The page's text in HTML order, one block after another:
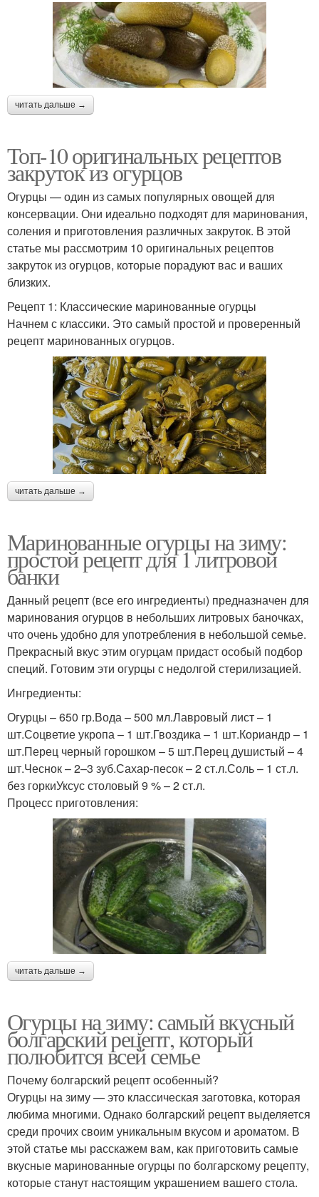
читать дальше →
Топ-10 оригинальных рецептов
закруток из огурцов
Огурцы — один из самых популярных овощей для
консервации. Они идеально подходят для маринования,
соления и приготовления различных закруток. В этой
статье мы рассмотрим 10 оригинальных рецептов
закруток из огурцов, которые порадуют вас и ваших
близких.
Рецепт 1: Классические маринованные огурцы
Начнем с классики. Это самый простой и проверенный
рецепт маринованных огурцов.
читать дальше →
Маринованные огурцы на зиму:
простой рецепт для 1 литровой
банки
Данный рецепт (все его ингредиенты) предназначен для
маринования огурцов в небольших литровых баночках,
что очень удобно для употребления в небольшой семье.
Прекрасный вкус этим огурцам придаст особый подбор
специй. Готовим эти огурцы с недолгой стерилизацией.
Ингредиенты:
Огурцы – 650 гр.Вода – 500 мл.Лавровый лист – 1
шт.Соцветие укропа – 1 шт.Гвоздика – 1 шт.Кориандр – 1
шт.Перец черный горошком – 5 шт.Перец душистый – 4
шт.Чеснок – 2–3 зуб.Сахар-песок – 2 ст.л.Соль – 1 ст.л.
без горкиУксус столовый 9 % – 2 ст.л.
Процесс приготовления:
читать дальше →
Огурцы на зиму: самый вкусный
болгарский рецепт, который
полюбится всей семье
Почему болгарский рецепт особенный?
Огурцы на зиму — это классическая заготовка, которая
любима многими. Однако болгарский рецепт выделяется
среди прочих своим уникальным вкусом и ароматом. В
этой статье мы расскажем вам, как приготовить самые
вкусные маринованные огурцы по болгарскому рецепту,
которые станут настоящим украшением вашего стола.